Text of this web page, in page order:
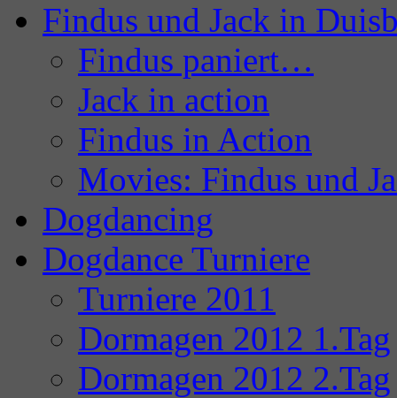
Findus und Jack in
Findus paniert…
Jack in action
Findus in Action
Movies: Findus und
Dogdancing
Dogdance Turniere
Turniere 2011
Dormagen 2012 1.Tag
Dormagen 2012 2.Tag